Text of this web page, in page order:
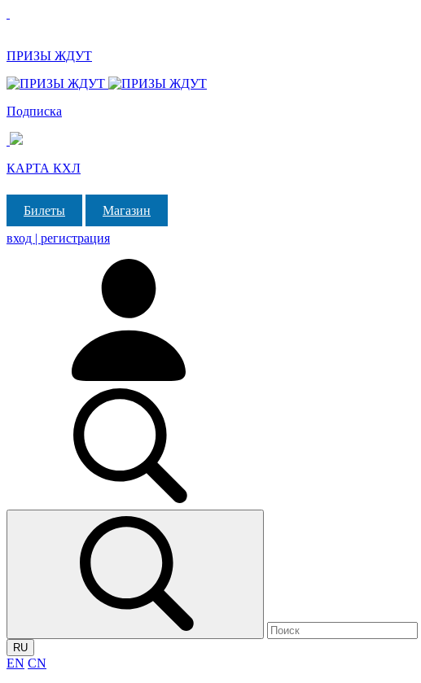
ПРИЗЫ ЖДУТ
Подписка
КАРТА КХЛ
Билеты
Магазин
вход | регистрация
RU
EN CN